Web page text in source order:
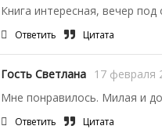
Книга интересная, вечер
Ответить Цитата
Гость Светлана 17 февраля
Мне понравилось. Милая и
Ответить Цитата